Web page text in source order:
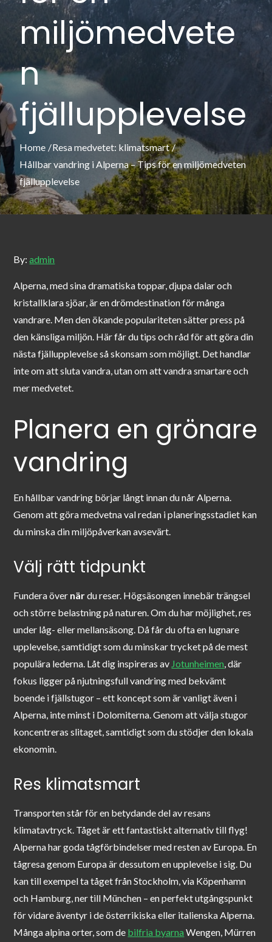
miljömedvete
n
fjällupplevelse
Home
Resa medvetet: klimatsmart
Hållbar vandring i Alperna – Tips för en miljömedveten
fjällupplevelse
By:admin
Alperna, med sina dramatiska toppar, djupa dalar och
kristallklara sjöar, är en drömdestination för många
vandrare. Men den ökande populariteten sätter press på
den känsliga miljön. Här får du tips och råd för att göra din
nästa fjällupplevelse så skonsam som möjligt. Det handlar
inte om att sluta vandra, utan om att vandra smartare och
mer medvetet.
Planera en grönare
vandring
En hållbar vandring börjar långt innan du når Alperna.
Genom att göra medvetna val redan i planeringsstadiet kan
du minska din miljöpåverkan avsevärt.
Välj rätt tidpunkt
Fundera över närdu reser. Högsäsongen innebär trängsel
och större belastning på naturen. Om du har möjlighet, res
under låg- eller mellansäsong. Då får du ofta en lugnare
upplevelse, samtidigt som du minskar trycket på de mest
populära lederna. Låt dig inspireras av Jotunheimen, där
fokus ligger på njutningsfull vandring med bekvämt
boende i fjällstugor – ett koncept som är vanligt även i
Alperna, inte minst i Dolomiterna. Genom att välja stugor
koncentreras slitaget, samtidigt som du stödjer den lokala
ekonomin.
Res klimatsmart
Transporten står för en betydande del av resans
klimatavtryck. Tåget är ett fantastiskt alternativ till flyg!
Alperna har goda tågförbindelser med resten av Europa. En
tågresa genom Europa är dessutom en upplevelse i sig. Du
kan till exempel ta tåget från Stockholm, via Köpenhamn
och Hamburg, ner till München – en perfekt utgångspunkt
för vidare äventyr i de österrikiska eller italienska Alperna.
Många alpina orter, som de bilfria byarna Wengen, Mürren